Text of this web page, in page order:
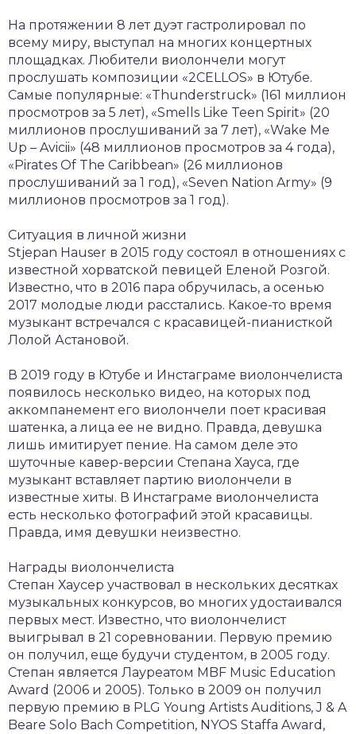
На протяжении 8 лет дуэт гастролировал по
всему миру, выступал на многих концертных
площадках. Любители виолончели могут
прослушать композиции «2CELLOS» в Ютубе.
Самые популярные: «Thunderstruck» (161 миллион
просмотров за 5 лет), «Smells Like Teen Spirit» (20
миллионов прослушиваний за 7 лет), «Wake Me
Up – Avicii» (48 миллионов просмотров за 4 года),
«Pirates Of The Caribbean» (26 миллионов
прослушиваний за 1 год), «Seven Nation Army» (9
миллионов просмотров за 1 год).
Ситуация в личной жизни
Stjepan Hauser в 2015 году состоял в отношениях с
известной хорватской певицей Еленой Розгой.
Известно, что в 2016 пара обручилась, а осенью
2017 молодые люди расстались. Какое-то время
музыкант встречался с красавицей-пианисткой
Лолой Астановой.
В 2019 году в Ютубе и Инстаграме виолончелиста
появилось несколько видео, на которых под
аккомпанемент его виолончели поет красивая
шатенка, а лица ее не видно. Правда, девушка
лишь имитирует пение. На самом деле это
шуточные кавер-версии Степана Хауса, где
музыкант вставляет партию виолончели в
известные хиты. В Инстаграме виолончелиста
есть несколько фотографий этой красавицы.
Правда, имя девушки неизвестно.
Награды виолончелиста
Степан Хаусер участвовал в нескольких десятках
музыкальных конкурсов, во многих удостаивался
первых мест. Известно, что виолончелист
выигрывал в 21 соревновании. Первую премию
он получил, еще будучи студентом, в 2005 году.
Степан является Лауреатом MBF Music Education
Award (2006 и 2005). Только в 2009 он получил
первую премию в PLG Young Artists Auditions, J & A
Beare Solo Bach Competition, NYOS Staffa Award,